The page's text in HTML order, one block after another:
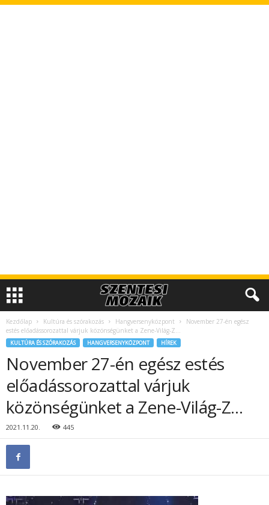
Kezdőlap Kultúra és szórakozás Hangversenyközpont
November 27-én egész
estés előadássorozattal várjuk közönségünket a Zene-Világ-Z…
KULTÚRA ÉS SZÓRAKOZÁS HANGVERSENYKÖZPONT HÍREK
November 27-én egész estés
előadássorozattal várjuk
közönségünket a Zene-Világ-Z…
2021.11.20. 445